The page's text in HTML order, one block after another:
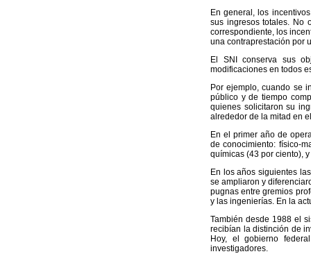
En general, los
sus ingresos totales. No
correspondiente, los
una contraprestación por
El SNI conserva sus
modificaciones en todos
Por ejemplo, cuando se
público y de tiempo
quienes solicitaron su
alrededor de la mitad en
En el primer año de
de conocimiento: físico-
químicas (43 por ciento),
En los años siguientes
se ampliaron y
pugnas entre gremios
y las ingenierías. En la
También desde 1988 el
recibían la distinción de
Hoy, el gobierno
investigadores.